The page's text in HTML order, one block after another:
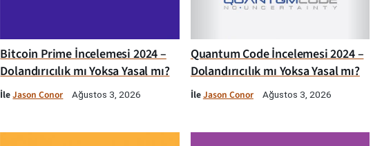
Bitcoin Prime İncelemesi 2024 –
Dolandırıcılık mı Yoksa Yasal mı?
İleJason Conor Ağustos 3, 2026
Quantum Code İncelemesi 2024 –
Dolandırıcılık mı Yoksa Yasal mı?
İleJason Conor Ağustos 3, 2026